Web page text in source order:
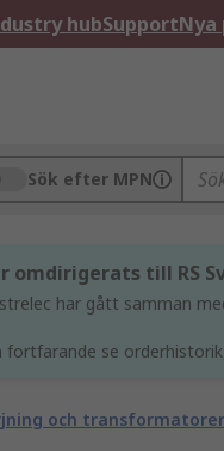
hubSupport
Sök efter MPN
omdirigerats till RS
har gått samman
fortfarande se
och transformatorer